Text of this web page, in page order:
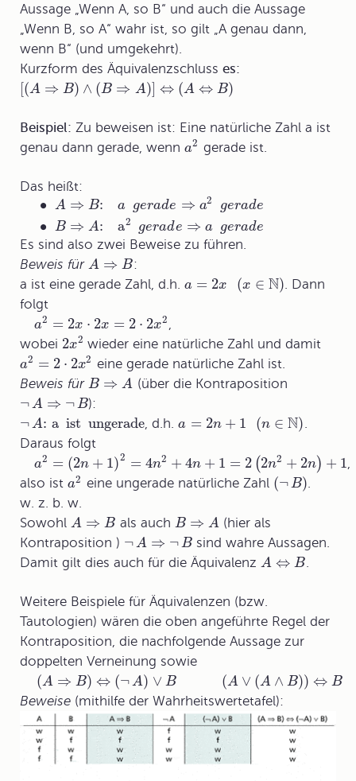
Aussage „Wenn A, so B“ und auch die Aussage
„Wenn B, so A“ wahr ist, so gilt „A genau dann,
wenn B“ (und umgekehrt).
Kurzform des Äquivalenzschluss es:
[(A ⇒ B) ∧ (B ⇒ A)] ⇔ (A ⇔ B)
Beispiel: Zu beweisen ist: Eine natürliche Zahl a ist
genau dann gerade, wenn a2 gerade ist.
Das heißt:
∙ A ⇒ B: a gerade ⇒ a2 gerade
∙ B ⇒ A: a2 gerade ⇒ a gerade
Es sind also zwei Beweise zu führen.
Beweis für A ⇒ B:
a ist eine gerade Zahl, d.h. a = 2x (x ∈ N) . Dann
folgt
a2 = 2x ⋅ 2x = 2 ⋅ 2x2
wobei 2x2 wieder eine natürliche Zahl und damit
a2 = 2 ⋅ 2x2 eine gerade natürliche Zahl ist.
Beweis für B ⇒ A (über die Kontraposition
¬A ⇒ ¬B):
¬A: a ist ungerade , d.h.a = 2n + 1 (n ∈ N)
Daraus folgt
a2 = (2n + 1)2 = 4n2 + 4n + 1 = 2 (2n2 + 2n) + 1,
also ist a2 eine ungerade natürliche Zahl (¬ B).
w. z. b. w.
Sowohl A ⇒ B als auch B ⇒ A (hier als
Kontraposition ) ¬A ⇒ ¬B sind wahre Aussagen.
Damit gilt dies auch für die Äquivalenz A ⇔ B.
Weitere Beispiele für Äquivalenzen (bzw.
Tautologien) wären die oben angeführte Regel der
Kontraposition, die nachfolgende Aussage zur
doppelten Verneinung sowie
(A ⇒ B) ⇔ (¬ A) ∨ B (A ∨ (A ∧ B)) ⇔ B
Beweise (mithilfe der Wahrheitswertetafel):